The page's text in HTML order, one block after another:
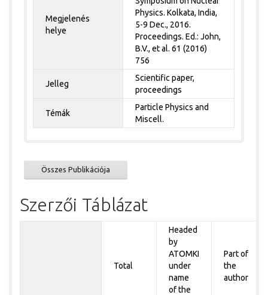
Megjelenés
helye
Physics. Kolkata, India,
5-9 Dec., 2016.
Proceedings. Ed.: John,
B.V., et al. 61 (2016)
756
Jelleg
Scientific paper,
proceedings
Témák
Particle Physics and
Miscell.
Összes Publikációja
Szerzői Táblázat
Total
Headed
by
ATOMKI
under
name
of the
Part of
the
author